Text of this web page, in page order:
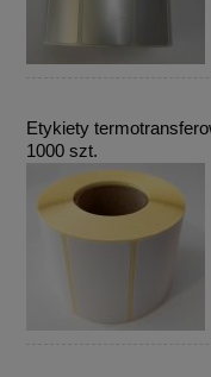
Etykiety
1000 szt.